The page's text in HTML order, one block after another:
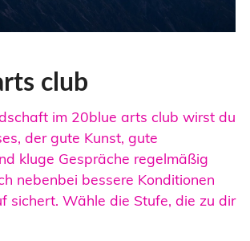
club
im 20blue arts club wirst du
der gute Kunst, gute
kluge Gespräche regelmäßig
nebenbei bessere Konditionen
sichert. Wähle die Stufe, die zu dir